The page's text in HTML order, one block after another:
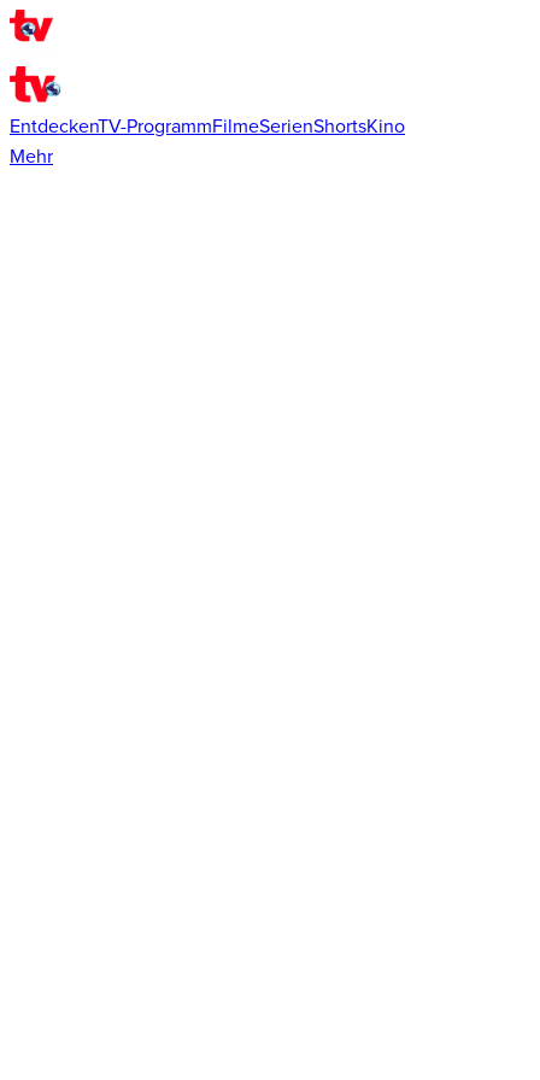
EntdeckenTV-ProgrammFilmeSerienShortsKino
Mehr